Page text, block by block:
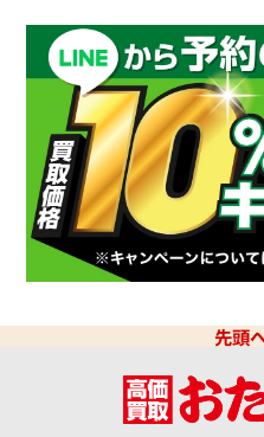
タンゴロ RTC49S
日時点の参考買取価格です
先頭